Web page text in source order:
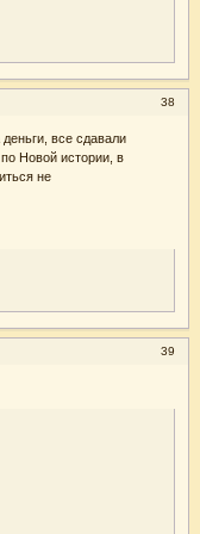
38
все сдавали
Новой истории, в
не
39